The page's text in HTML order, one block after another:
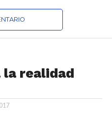
la realidad